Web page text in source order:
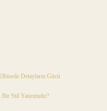
Detayların Gücü
Stil Yatırımıdır?